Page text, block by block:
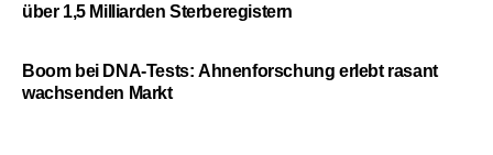
über 1,5 Milliarden Sterberegistern
Boom bei DNA-Tests: Ahnenforschung erlebt rasant
wachsenden Markt